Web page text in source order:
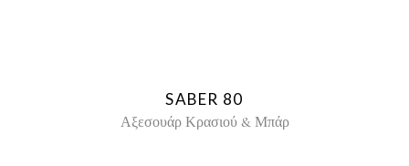
SABER 80
Αξεσουάρ Κρασιού & Μπάρ